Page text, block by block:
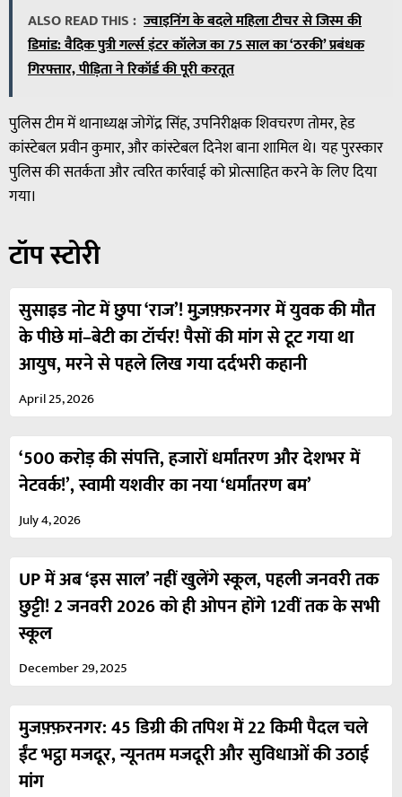
ALSO READ THIS : ज्वाइनिंग के बदले महिला टीचर से जिस्म की
डिमांड: वैदिक पुत्री गर्ल्स इंटर कॉलेज का 75 साल का ‘ठरकी’ प्रबंधक
गिरफ्तार, पीड़िता ने रिकॉर्ड की पूरी करतूत
पुलिस टीम में थानाध्यक्ष जोगेंद्र सिंह, उपनिरीक्षक शिवचरण तोमर, हेड
कांस्टेबल प्रवीन कुमार, और कांस्टेबल दिनेश बाना शामिल थे। यह पुरस्कार
पुलिस की सतर्कता और त्वरित कार्रवाई को प्रोत्साहित करने के लिए दिया
गया।
टॉप स्टोरी
सुसाइड नोट में छुपा ‘राज’! मुज़फ़्फ़रनगर में युवक की मौत
के पीछे मां–बेटी का टॉर्चर! पैसों की मांग से टूट गया था
आयुष, मरने से पहले लिख गया दर्दभरी कहानी
April 25, 2026
‘500 करोड़ की संपत्ति, हजारों धर्मांतरण और देशभर में
नेटवर्क!’, स्वामी यशवीर का नया ‘धर्मांतरण बम’
July 4, 2026
UP में अब ‘इस साल’ नहीं खुलेंगे स्कूल, पहली जनवरी तक
छुट्टी! 2 जनवरी 2026 को ही ओपन होंगे 12वीं तक के सभी
स्कूल
December 29, 2025
मुजफ़्फ़रनगर: 45 डिग्री की तपिश में 22 किमी पैदल चले
ईंट भट्ठा मजदूर, न्यूनतम मजदूरी और सुविधाओं की उठाई
मांग